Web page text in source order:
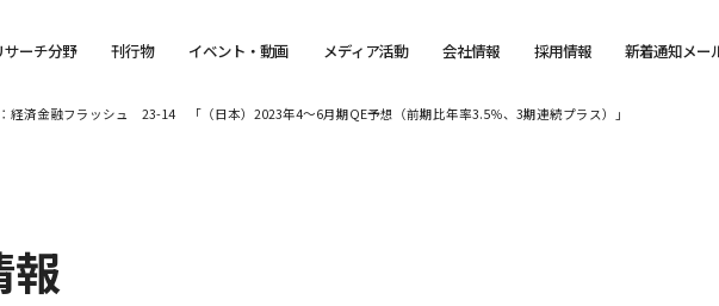
サーチ分野 刊行物 イベント・動画 メディア活動 会社情報 採用情報 新着通知メー
経済金融フラッシュ 23-14 「（日本）2023年4～6月期QE予想（前期比年率3.5％、3期連続プラス）」
報